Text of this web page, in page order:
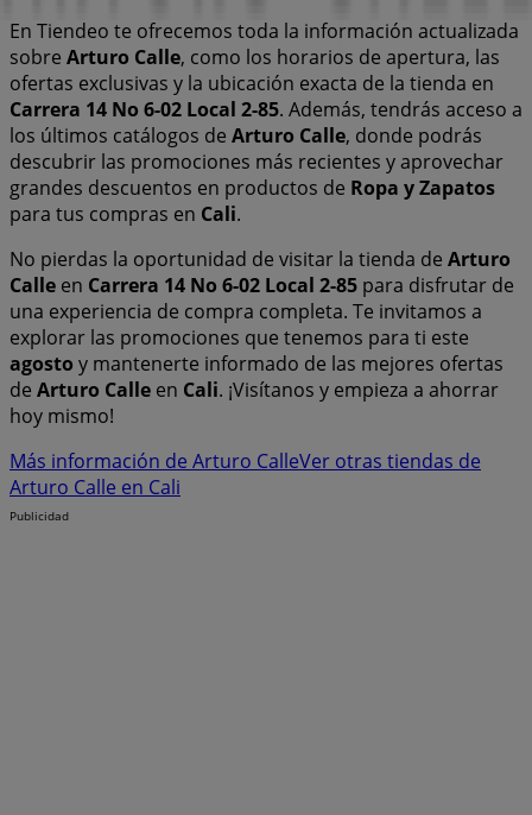
En Tiendeo te ofrecemos toda la información actualizada
sobre Arturo Calle, como los horarios de apertura, las
ofertas exclusivas y la ubicación exacta de la tienda en
Carrera 14 No 6-02 Local 2-85. Además, tendrás acceso a
los últimos catálogos de Arturo Calle, donde podrás
descubrir las promociones más recientes y aprovechar
grandes descuentos en productos de Ropa y Zapatos
para tus compras en Cali.
No pierdas la oportunidad de visitar la tienda de Arturo
Calle en Carrera 14 No 6-02 Local 2-85 para disfrutar de
una experiencia de compra completa. Te invitamos a
explorar las promociones que tenemos para ti este
agosto y mantenerte informado de las mejores ofertas
de Arturo Calle en Cali. ¡Visítanos y empieza a ahorrar
hoy mismo!
Más información de Arturo CalleVer otras tiendas de
Arturo Calle en Cali
Publicidad